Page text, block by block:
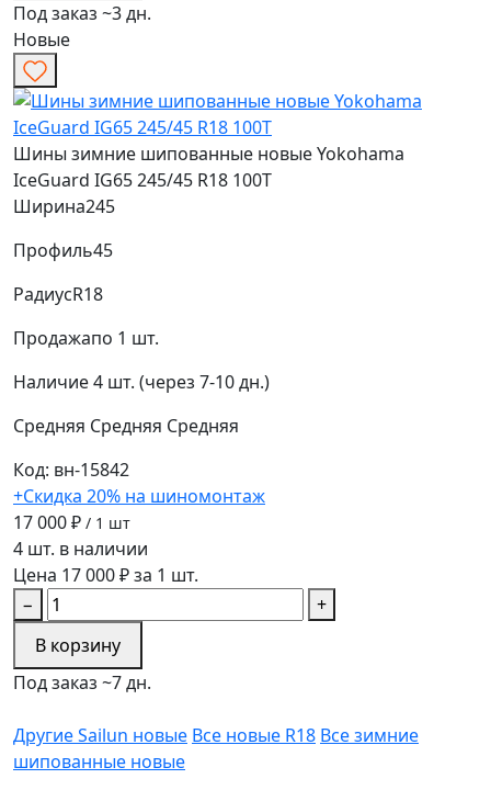
Под заказ ~3 дн.
Новые
Шины зимние шипованные новые Yokohama
IceGuard IG65 245/45 R18 100T
Ширина245
Профиль45
РадиусR18
Продажапо 1 шт.
Наличие4 шт. (через 7-10 дн.)
Средняя Средняя Средняя
Код: вн-15842
+Скидка 20% на шиномонтаж
17 000 ₽ / 1 шт
4 шт. в наличии
Цена 17 000 ₽ за 1 шт.
−
+
В корзину
Под заказ ~7 дн.
Другие Sailun новые Все новые R18 Все зимние
шипованные новые